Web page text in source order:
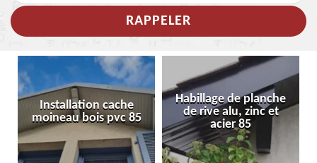
Installation cache
moineau bois pvc 85
Habillage de planche
de rive alu, zinc et
acier 85